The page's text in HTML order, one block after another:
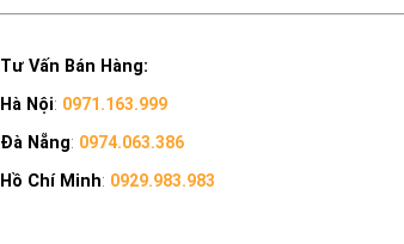
Tư Vấn Bán Hàng:
Hà Nội: 0971.163.999
Đà Nẵng: 0974.063.386
Hồ Chí Minh: 0929.983.983